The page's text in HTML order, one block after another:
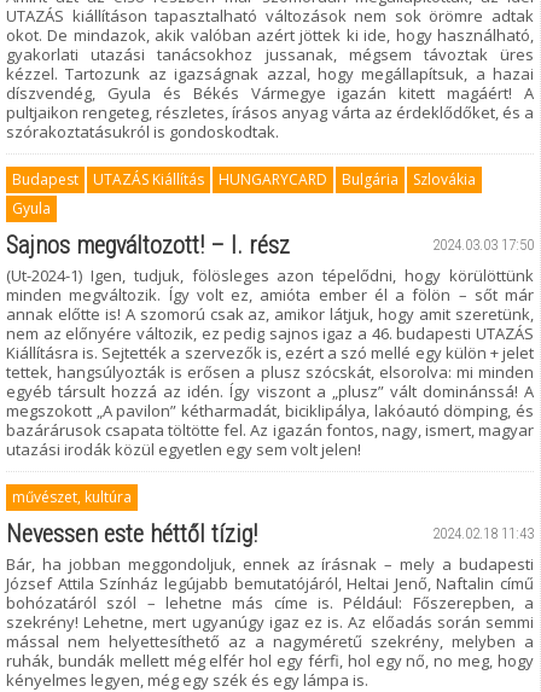
UTAZÁS kiállításon tapasztalható változások nem sok örömre adtak
okot. De mindazok, akik valóban azért jöttek ki ide, hogy használható,
gyakorlati utazási tanácsokhoz jussanak, mégsem távoztak üres
kézzel. Tartozunk az igazságnak azzal, hogy megállapítsuk, a hazai
díszvendég, Gyula és Békés Vármegye igazán kitett magáért! A
pultjaikon rengeteg, részletes, írásos anyag várta az érdeklődőket, és a
szórakoztatásukról is gondoskodtak.
Budapest UTAZÁS Kiállítás HUNGARYCARD Bulgária
Szlovákia
Gyula
2024.03.03 17:50
Sajnos megváltozott! – I. rész
(Ut-2024-1) Igen, tudjuk, fölösleges azon tépelődni, hogy körülöttünk
minden megváltozik. Így volt ez, amióta ember él a fölön – sőt már
annak előtte is! A szomorú csak az, amikor látjuk, hogy amit szeretünk,
nem az előnyére változik, ez pedig sajnos igaz a 46. budapesti UTAZÁS
Kiállításra is. Sejtették a szervezők is, ezért a szó mellé egy külön + jelet
tettek, hangsúlyozták is erősen a plusz szócskát, elsorolva: mi minden
egyéb társult hozzá az idén. Így viszont a „plusz” vált dominánssá! A
megszokott „A pavilon” kétharmadát, biciklipálya, lakóautó dömping, és
bazárárusok csapata töltötte fel. Az igazán fontos, nagy, ismert, magyar
utazási irodák közül egyetlen egy sem volt jelen!
művészet, kultúra
2024.02.18 11:43
Nevessen este héttől tízig!
Bár, ha jobban meggondoljuk, ennek az írásnak – mely a budapesti
József Attila Színház legújabb bemutatójáról, Heltai Jenő, Naftalin című
bohózatáról szól – lehetne más címe is. Például: Főszerepben, a
szekrény! Lehetne, mert ugyanúgy igaz ez is. Az előadás során semmi
mással nem helyettesíthető az a nagyméretű szekrény, melyben a
ruhák, bundák mellett még elfér hol egy férfi, hol egy nő, no meg, hogy
kényelmes legyen, még egy szék és egy lámpa is.